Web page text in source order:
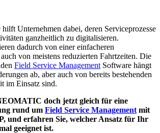
Unternehmen dabei, deren Serviceprozesse
ganzheitlich zu digitalisieren.
dadurch von einer einfacheren
von meistens reduzierten Fahrtzeiten. Die
Field Service Management Software hängt
ab, aber auch von bereits bestehenden
im Einsatz sind.
doch jetzt gleich für eine
rund um Field Service Management mit
und erfahren Sie, welcher Ansatz für Ihr
geeignet ist.